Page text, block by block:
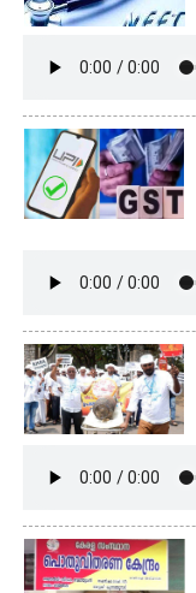
INFO+
ASTRO
CARTOONS
LITERATURE
ZOOM
CONTACT US